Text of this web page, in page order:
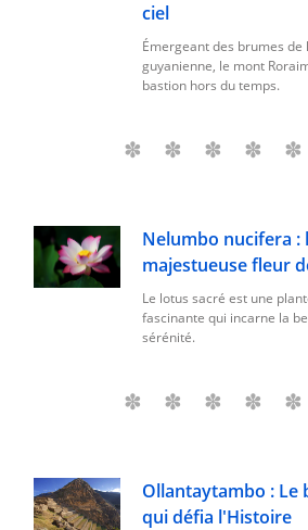
ciel
Émergeant des brumes de
guyanienne, le mont
bastion hors du temps.
Nelumbo nucifera :
majestueuse fleur
Le lotus sacré est une
fascinante qui incarne la
sérénité.
Ollantaytambo : Le
qui défia l'Histoire